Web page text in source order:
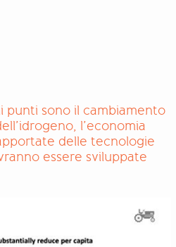
punti sono il cambiamento
l’economia
delle tecnologie
essere sviluppate